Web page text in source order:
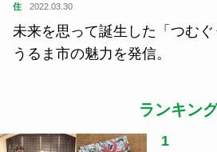
住 2022.03.30
未来を思って誕生した「つむぐ
うるま市の魅力を発信。
ランキン
1